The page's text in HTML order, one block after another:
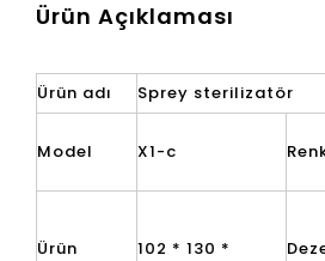
Ürün Açıklaması
Ürün adı Sprey sterilizatör
Model X1-c
Ürün
102 * 130 *